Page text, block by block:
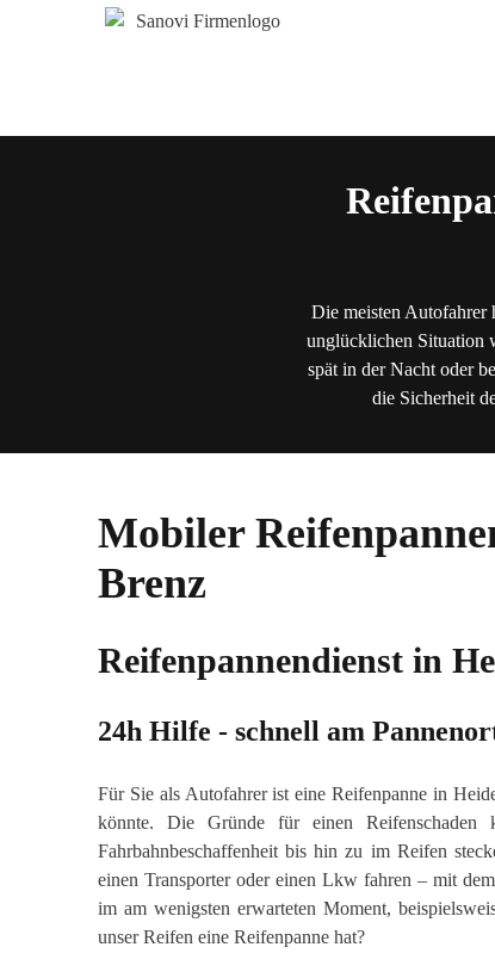
Die meisten Autofahrer
unglücklichen Situation
spät in der Nacht oder
die Sicherheit
Mobiler
Brenz
Reifenpannendienst in
24h Hilfe - schnell am
Für Sie als Autofahrer ist eine Reifenpanne in
könnte. Die Gründe für einen
Fahrbahnbeschaffenheit bis hin zu im Reifen
einen Transporter oder einen Lkw fahren – mit
im am wenigsten erwarteten Moment,
unser Reifen eine Reifenpanne hat?